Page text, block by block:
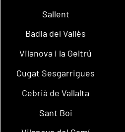
Sallent
Badia del Vallès
Vilanova i la Geltrú
Cugat Sesgarrigues
Cebrià de Vallalta
Sant Boi